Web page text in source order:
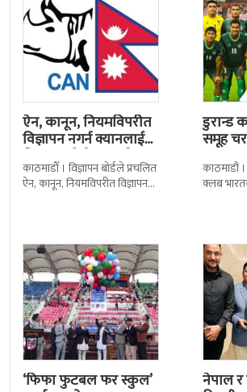
ऐन, कानून, नियमविपरीत
विज्ञापन नगर्न क्यानलाई
विज्ञापन बोर्डद्वारा सचेत
काठमाडाैँ । विज्ञापन बोर्डले प्रचलित
ऐन, कानून, नियमविपरीत विज्ञापन
डुरान्ड
समूह
काठमाडौं
क्लब
‘फिफा फुटबल फर स्कुल’ नेपाल